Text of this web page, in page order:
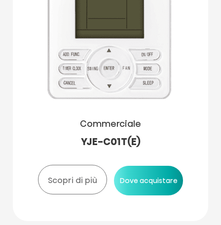
Commerciale
YJE-C01T(E)
Scopri di più Dove acquistare